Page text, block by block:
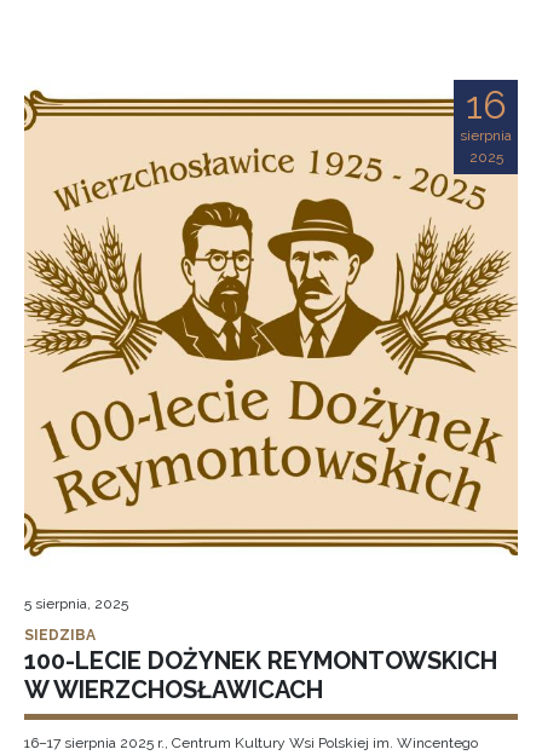
16
sierpnia
2025
5 sierpnia, 2025
SIEDZIBA
100-LECIE DOŻYNEK REYMONTOWSKICH
W WIERZCHOSŁAWICACH
16–17 sierpnia 2025 r., Centrum Kultury Wsi Polskiej im. Wincentego